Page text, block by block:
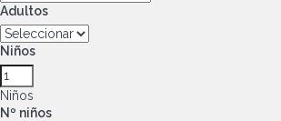
Adultos
Niños
Niños
Nº niños